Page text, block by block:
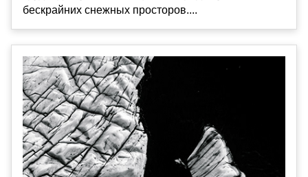
бескрайних снежных просторов....